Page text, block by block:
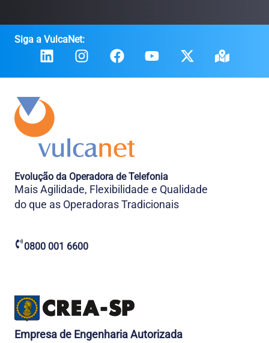
Siga a VulcaNet:
Evolução da Operadora de Telefonia
Mais Agilidade, Flexibilidade e Qualidade
do que as Operadoras Tradicionais
0800 001 6600
Empresa de Engenharia Autorizada